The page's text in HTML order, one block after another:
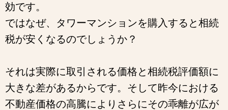
効です。
ではなぜ、タワーマンションを購入すると相続
税が安くなるのでしょうか？
それは実際に取引される価格と相続税評価額に
大きな差があるからです。そして昨今における
不動産価格の高騰によりさらにその乖離が広が